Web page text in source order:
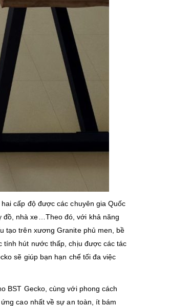
cấp độ được các chuyên gia Quốc
đồ, nhà xe…Theo đó, với khả năng
tạo trên xương Granite phủ men, bề
tính hút nước thấp, chịu được các tác
sẽ giúp bạn hạn chế tối đa việc
BST Gecko, cùng với phong cách
cao nhất về sự an toàn, ít bám